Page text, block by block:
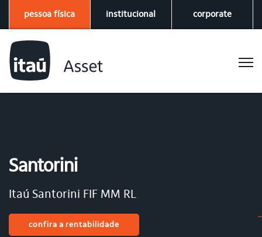
pessoa física institucional corporate
Santorini
Itaú Santorini FIF MM RL
confira a rentabilidade